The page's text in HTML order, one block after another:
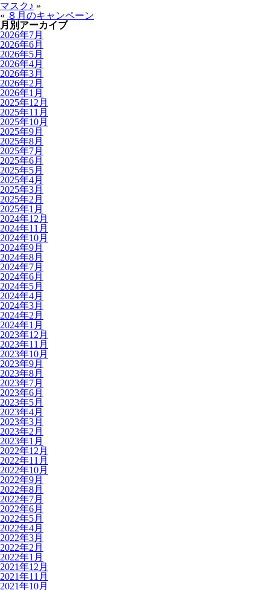
マスク♪ »
« ８月のキャンペーン
月別アーカイブ
2026年7月
2026年6月
2026年5月
2026年4月
2026年3月
2026年2月
2026年1月
2025年12月
2025年11月
2025年10月
2025年9月
2025年8月
2025年7月
2025年6月
2025年5月
2025年4月
2025年3月
2025年2月
2025年1月
2024年12月
2024年11月
2024年10月
2024年9月
2024年8月
2024年7月
2024年6月
2024年5月
2024年4月
2024年3月
2024年2月
2024年1月
2023年12月
2023年11月
2023年10月
2023年9月
2023年8月
2023年7月
2023年6月
2023年5月
2023年4月
2023年3月
2023年2月
2023年1月
2022年12月
2022年11月
2022年10月
2022年9月
2022年8月
2022年7月
2022年6月
2022年5月
2022年4月
2022年3月
2022年2月
2022年1月
2021年12月
2021年11月
2021年10月